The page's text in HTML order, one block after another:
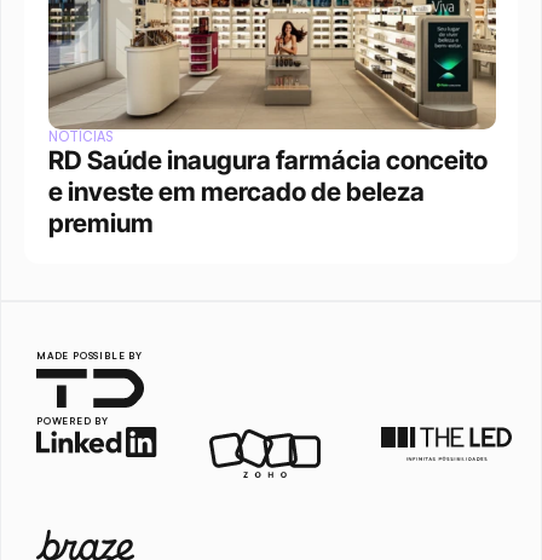
NOTÍCIAS
RD Saúde inaugura farmácia conceito
e investe em mercado de beleza
premium
MADE POSSIBLE BY
POWERED BY